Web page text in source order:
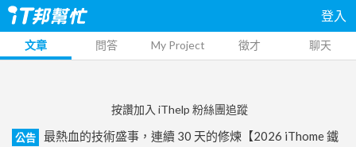
登入
文章 問答 My Project 徵才 聊天
按讚加入 iThelp 粉絲團追蹤
公告
最熱血的技術盛事，連續 30 天的修煉【2026 iThome 鐵